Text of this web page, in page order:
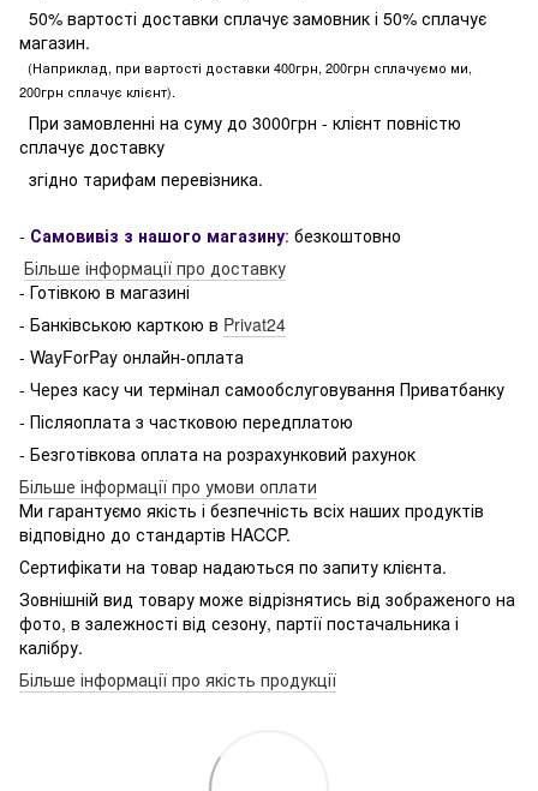
50% вартості доставки сплачує замовник і 50% сплачує
магазин.
(Наприклад, при вартості доставки 400грн, 200грн сплачуємо ми,
200грн сплачує клієнт).
При замовленні на суму до 3000грн - клієнт повністю
сплачує доставку
згідно тарифам перевізника.
- Самовивіз з нашого магазину: безкоштовно
Більше інформації про доставку
- Готівкою в магазині
- Банківською карткою в Privat24
- WayForPay онлайн-оплата
- Через касу чи термінал самообслуговування Приватбанку
- Післяоплата з частковою передплатою
- Безготівкова оплата на розрахунковий рахунок
Більше інформації про умови оплати
Ми гарантуємо якість і безпечність всіх наших продуктів
відповідно до стандартів HACCP.
Сертифікати на товар надаються по запиту клієнта.
Зовнішній вид товару може відрізнятись від зображеного на
фото, в залежності від сезону, партії постачальника і
калібру.
Більше інформації про якість продукції